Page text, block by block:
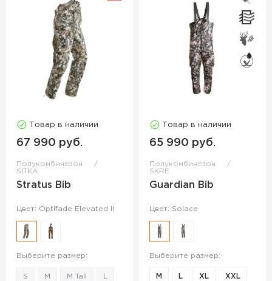
Товар в наличии
67 990 руб.
Полукомбинезон
SITKA
Stratus Bib
Цвет: Optifade Elevated II
Выберите размер:
S M M Tall
Товар в наличии
65 990 руб.
Полукомбинезон
SKRE
Guardian Bib
Цвет: Solace
Выберите размер:
M L XL XXL